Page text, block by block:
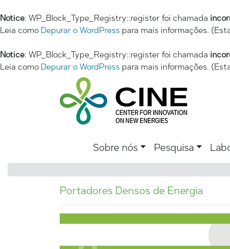
Notice: WP_Block_Type_Registry::register foi chamada
Leia como Depurar o WordPress para mais informações.
Notice: WP_Block_Type_Registry::register foi chamada
Leia como Depurar o WordPress para mais informações.
Sobre nós Pesquisa
Portadores Densos de Energia